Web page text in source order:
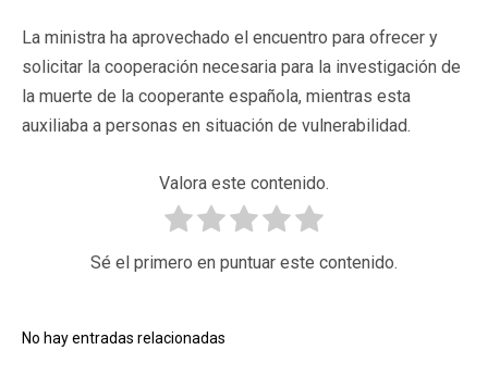
La ministra ha aprovechado el encuentro para ofrecer y
solicitar la cooperación necesaria para la investigación de
la muerte de la cooperante española, mientras esta
auxiliaba a personas en situación de vulnerabilidad.
Valora este contenido.
Sé el primero en puntuar este contenido.
No hay entradas relacionadas